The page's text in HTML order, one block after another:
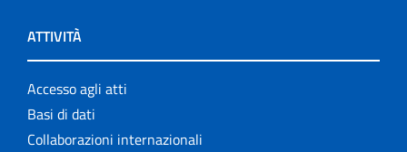
Rapporti ISS COVID-19
Rapporti ISS COVID-19 en Español
Rapporti ISS COVID-19 in English
ATTIVITÀ
Accesso agli atti
Basi di dati
Collaborazioni internazionali